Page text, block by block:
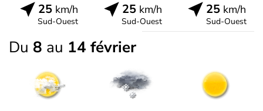
25km/h
Sud-Ouest
25km/h
Sud-Ouest
25 km/h
Sud-Ouest
Du 8 au 14 février